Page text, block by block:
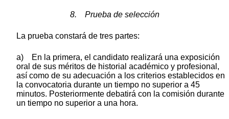
8. Prueba de selección
La prueba constará de tres partes:
a) En la primera, el candidato realizará una exposición
oral de sus méritos de historial académico y profesional,
así como de su adecuación a los criterios establecidos en
la convocatoria durante un tiempo no superior a 45
minutos. Posteriormente debatirá con la comisión durante
un tiempo no superior a una hora.